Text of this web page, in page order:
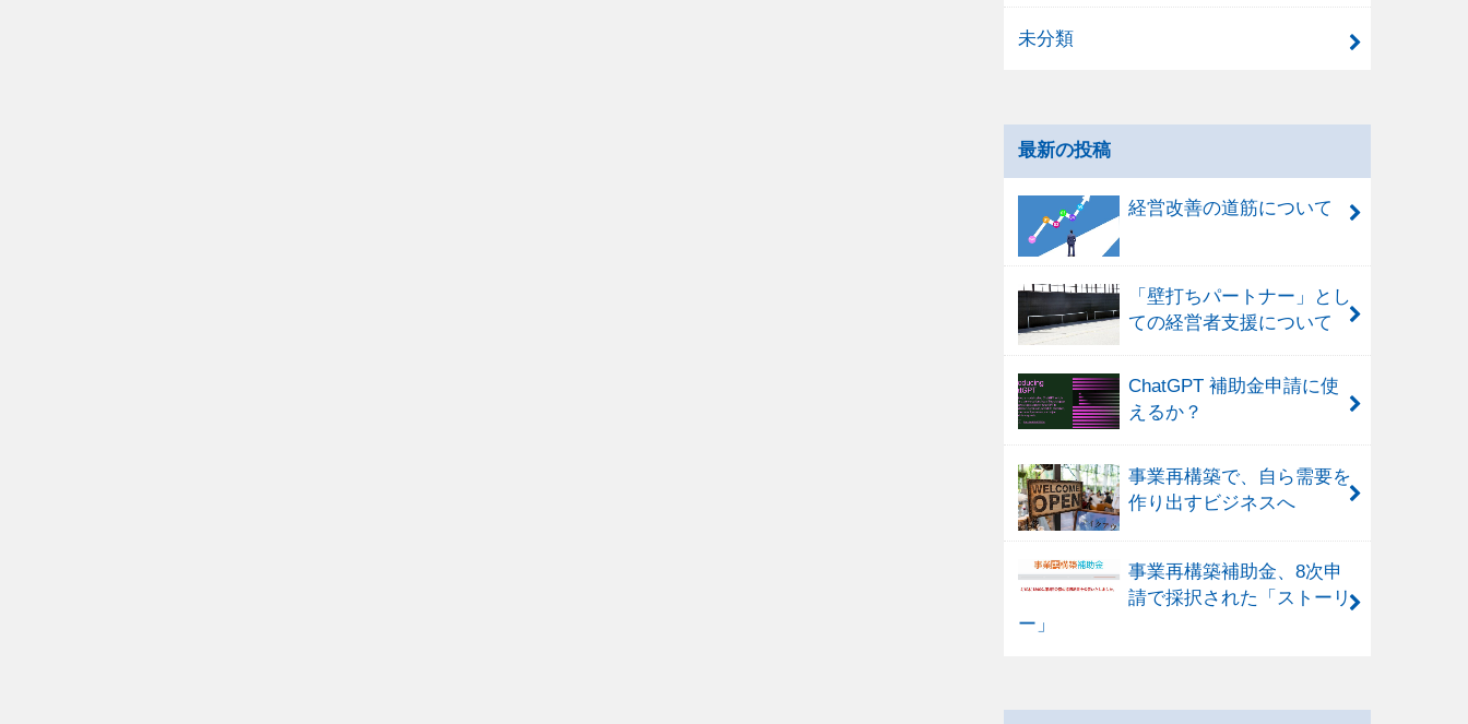
未分類
最新の投稿
経営改善の道筋について
「壁打ちパートナー」とし
ての経営者支援について
ChatGPT 補助金申請に使
えるか？
事業再構築で、自ら需要を
作り出すビジネスへ
事業再構築補助金、8次申
請で採択された「ストーリ
ー」